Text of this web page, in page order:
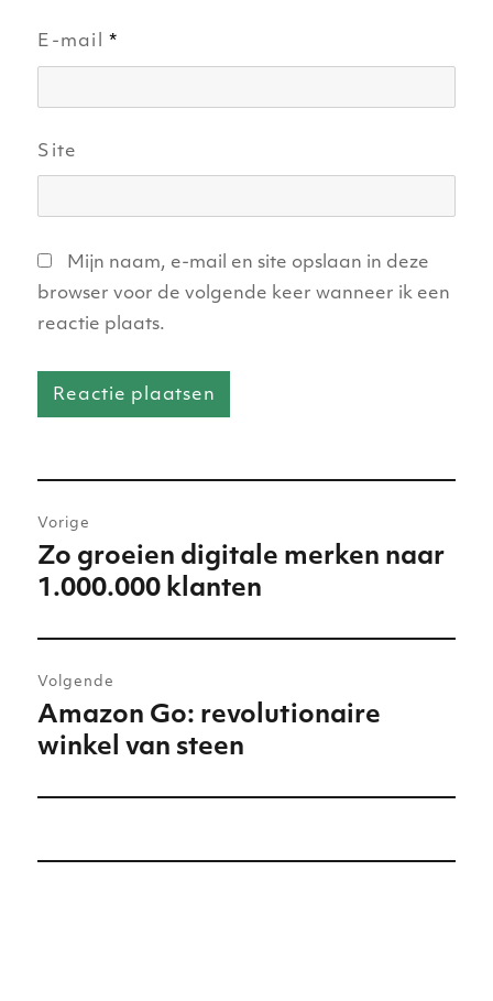
E-mail*
Site
Mijn naam, e-mail en site opslaan in deze
browser voor de volgende keer wanneer ik een
reactie plaats.
navigatie
Vorige
Vorig
bericht:
Zo groeien digitale merken naar
1.000.000 klanten
Volgende
Volgend
bericht:
Amazon Go: revolutionaire
winkel van steen